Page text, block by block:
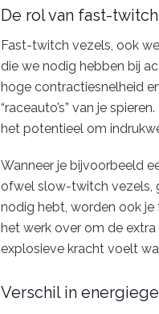
De rol van fast-
Fast-twitch vezels, ook
die we nodig hebben bij
hoge contractiesnelheid
“raceauto’s” van je
het potentieel om
Wanneer je bijvoorbeeld
ofwel slow-twitch vezels,
nodig hebt, worden ook
het werk over om de
explosieve kracht voelt
Verschil in